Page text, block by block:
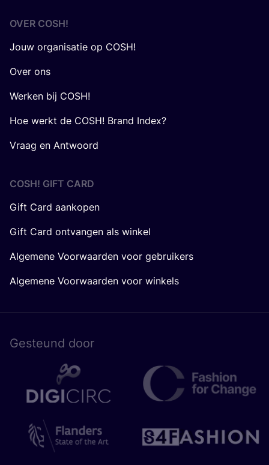
OVER COSH!
Jouw organisatie op COSH!
Over ons
Werken bij COSH!
Hoe werkt de COSH! Brand Index?
Vraag en Antwoord
COSH! GIFT CARD
Gift Card aankopen
Gift Card ontvangen als winkel
Algemene Voorwaarden voor gebruikers
Algemene Voorwaarden voor winkels
Gesteund door